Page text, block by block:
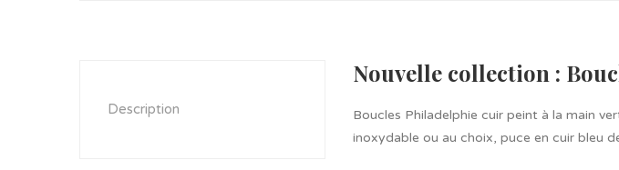
Description
Nouvelle collection :
Boucles Philadelphie cuir peint à la main
inoxydable ou au choix, puce en cuir bleu